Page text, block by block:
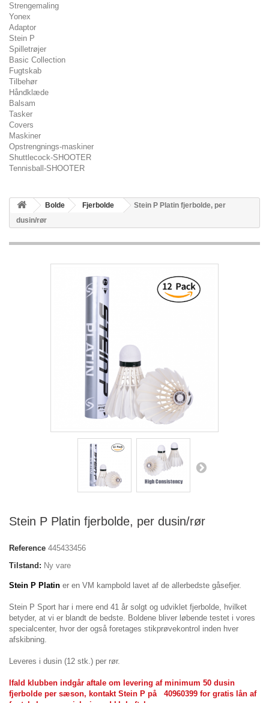
Strengemaling
Yonex
Adaptor
Stein P
Spilletrøjer
Basic Collection
Fugtskab
Tilbehør
Håndklæde
Balsam
Tasker
Covers
Maskiner
Opstrengnings-maskiner
Shuttlecock-SHOOTER
Tennisball-SHOOTER
Bolde Fjerbolde
Stein P Platin fjerbolde, per
dusin/rør
Stein P Platin fjerbolde, per dusin/rør
Reference 445433456
Tilstand: Ny vare
Stein P Platin er en VM kampbold lavet af de allerbedste gåsefjer.
Stein P Sport har i mere end 41 år solgt og udviklet fjerbolde, hvilket
betyder, at vi er blandt de bedste. Boldene bliver løbende testet i vores
specialcenter, hvor der også foretages stikprøvekontrol inden hver
afskibning.
Leveres i dusin (12 stk.) per rør.
Ifald klubben indgår aftale om levering af minimum 50 dusin
fjerbolde per sæson, kontakt Stein P på 40960399 for gratis lån af